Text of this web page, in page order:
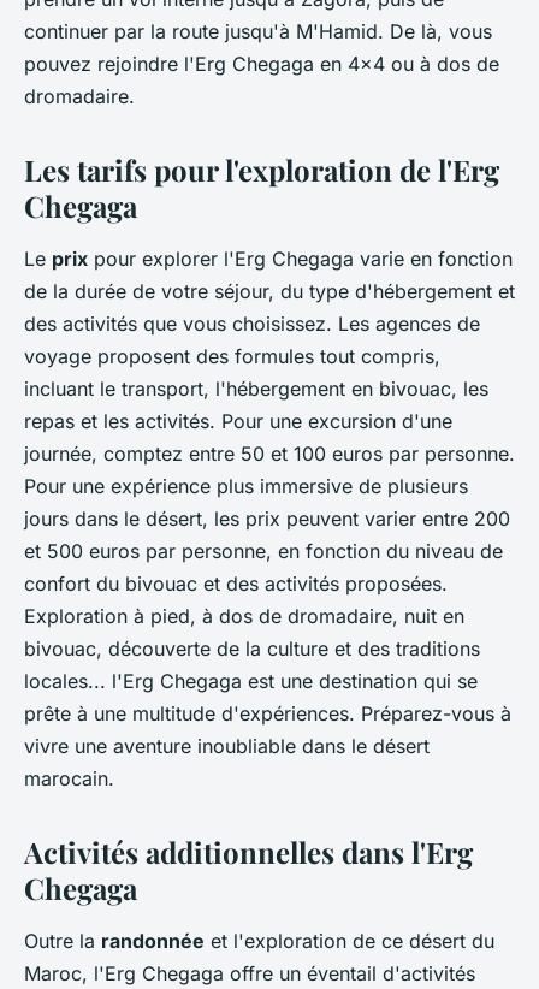
continuer par la route jusqu'à M'Hamid. De là, vous
pouvez rejoindre l'Erg Chegaga en 4x4 ou à dos de
dromadaire.
Les tarifs pour l'exploration de l'Erg
Chegaga
Le prix pour explorer l'Erg Chegaga varie en fonction
de la durée de votre séjour, du type d'hébergement et
des activités que vous choisissez. Les agences de
voyage proposent des formules tout compris,
incluant le transport, l'hébergement en bivouac, les
repas et les activités. Pour une excursion d'une
journée, comptez entre 50 et 100 euros par personne.
Pour une expérience plus immersive de plusieurs
jours dans le désert, les prix peuvent varier entre 200
et 500 euros par personne, en fonction du niveau de
confort du bivouac et des activités proposées.
Exploration à pied, à dos de dromadaire, nuit en
bivouac, découverte de la culture et des traditions
locales... l'Erg Chegaga est une destination qui se
prête à une multitude d'expériences. Préparez-vous à
vivre une aventure inoubliable dans le désert
marocain.
Activités additionnelles dans l'Erg
Chegaga
Outre la randonnée et l'exploration de ce désert du
Maroc, l'Erg Chegaga offre un éventail d'activités